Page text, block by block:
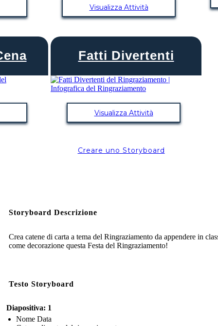
Visualizza Attività
Fatti Divertenti
Visualizza Attività
Creare uno Storyboard
Storyboard Descrizione
Crea catene di carta a tema del Ringraziamento da appendere in
come decorazione questa Festa del Ringraziamento!
Testo Storyboard
Diapositiva: 1
Nome Data